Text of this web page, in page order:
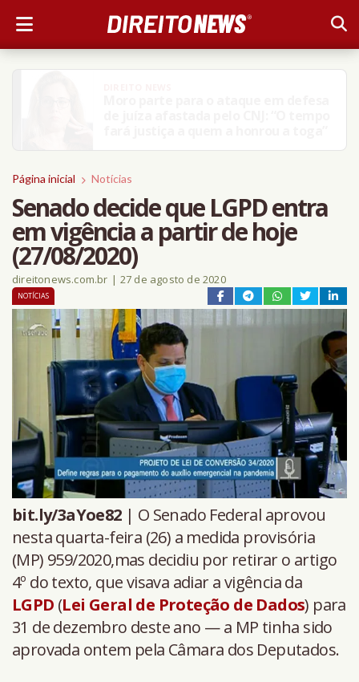
Página inicial Notícias
Senado decide que LGPD entra
em vigência a partir de hoje
(27/08/2020)
direitonews.com.br | 27 de agosto de 2020
NOTÍCIAS
bit.ly/3aYoe82 | O Senado Federal aprovou
nesta quarta-feira (26) a medida provisória
(MP) 959/2020,mas decidiu por retirar o artigo
4º do texto, que visava adiar a vigência da
LGPD (Lei Geral de Proteção de Dados) para
31 de dezembro deste ano — a MP tinha sido
aprovada ontem pela Câmara dos Deputados.